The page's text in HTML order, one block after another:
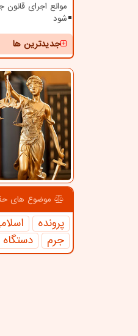
موانع اجرای
شود
جدیدترین ها
موضوع های
پرونده
جرم
دستگاه